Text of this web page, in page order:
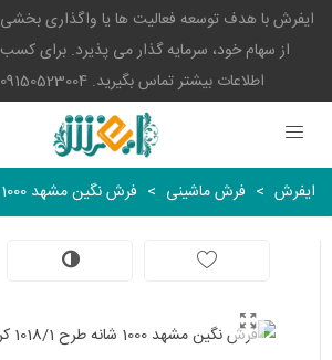
ایفرش با هدف توسعه فعالیت ها یا واگذاری بخشی
از سهام خود، سرمایه گذار می پذیرد. برای کسب
اطلاعات بیشتر تماس بگیرید. 09150523004
ایفرش > فرش ماشینی > فرش نگین مشهد 1000 شانه طرح 1018/1 کرم